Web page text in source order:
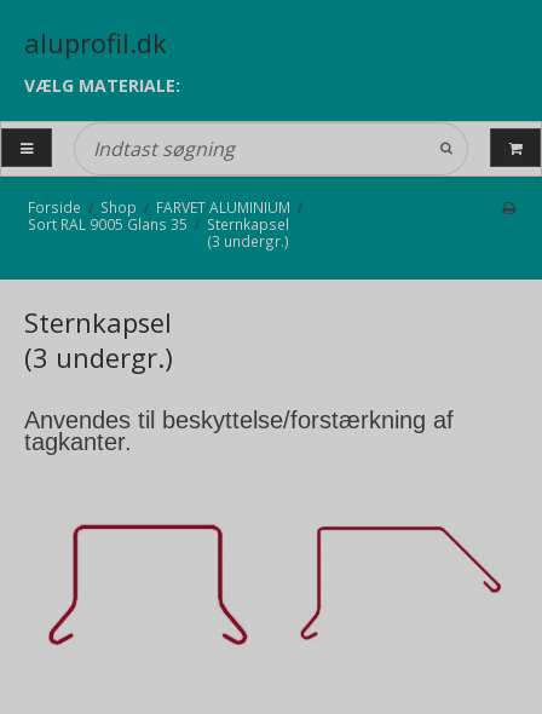
aluprofil.dk
VÆLG MATERIALE:
Forside / Shop / FARVET ALUMINIUM /
Sort RAL 9005 Glans 35 / Sternkapsel
(3 undergr.)
Sternkapsel
(3 undergr.)
Anvendes til beskyttelse/forstærkning af
tagkanter.